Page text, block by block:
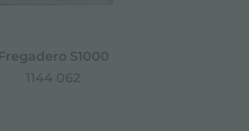
Fregadero S1000
1144 062